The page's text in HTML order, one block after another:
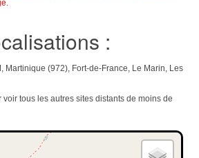
:
Martinique (972), Fort-de-France, Le Marin, Les
voir tous les autres sites distants de moins de